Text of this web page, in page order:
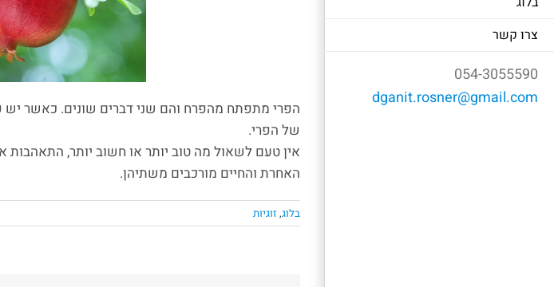
צרו קשר
054-3055590
dganit.rosner@gmail.com
הפרי מתפתח מהפרח והם שני דברים שונים. כאשר יש
של הפרי.
אין טעם לשאול מה טוב יותר או חשוב יותר, התאהבות
האחרת והחיים מורכבים משתיהן.
בלוג, זוגיות